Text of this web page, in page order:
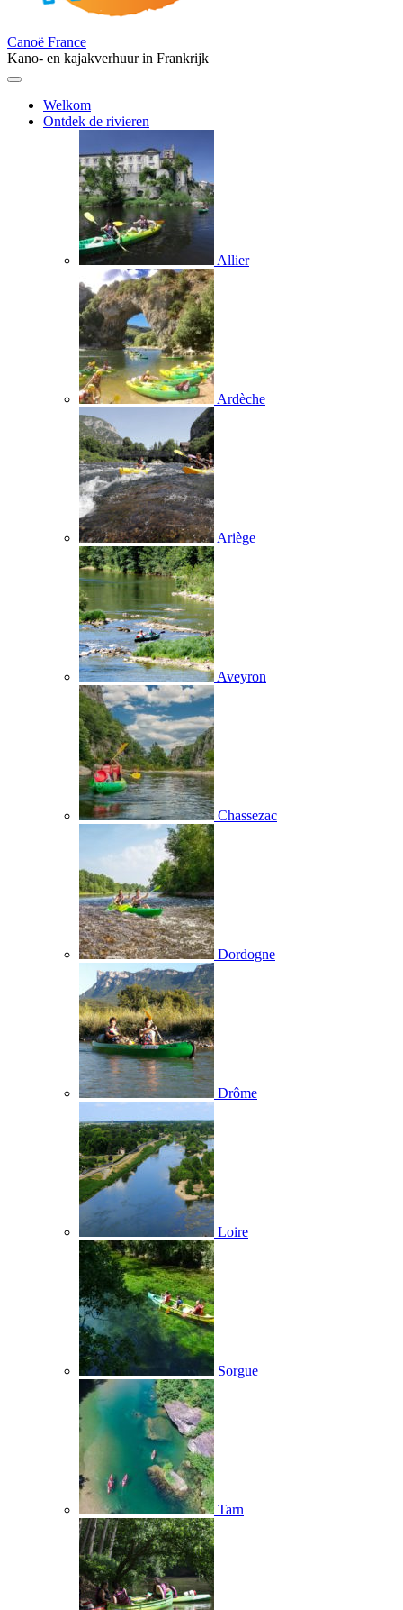
Canoë France
Kano- en kajakverhuur in Frankrijk
Welkom
Ontdek de rivieren
Allier
Ardèche
Ariège
Aveyron
Chassezac
Dordogne
Drôme
Loire
Sorgue
Tarn